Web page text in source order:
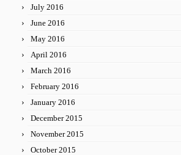
July 2016
June 2016
May 2016
April 2016
March 2016
February 2016
January 2016
December 2015
November 2015
October 2015